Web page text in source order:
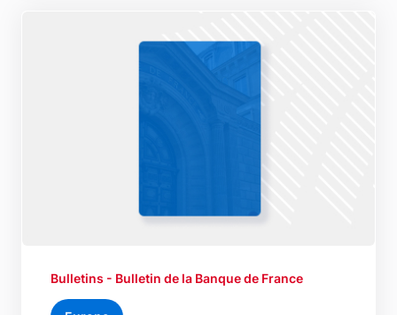
Bulletins - Bulletin de la Banque de France